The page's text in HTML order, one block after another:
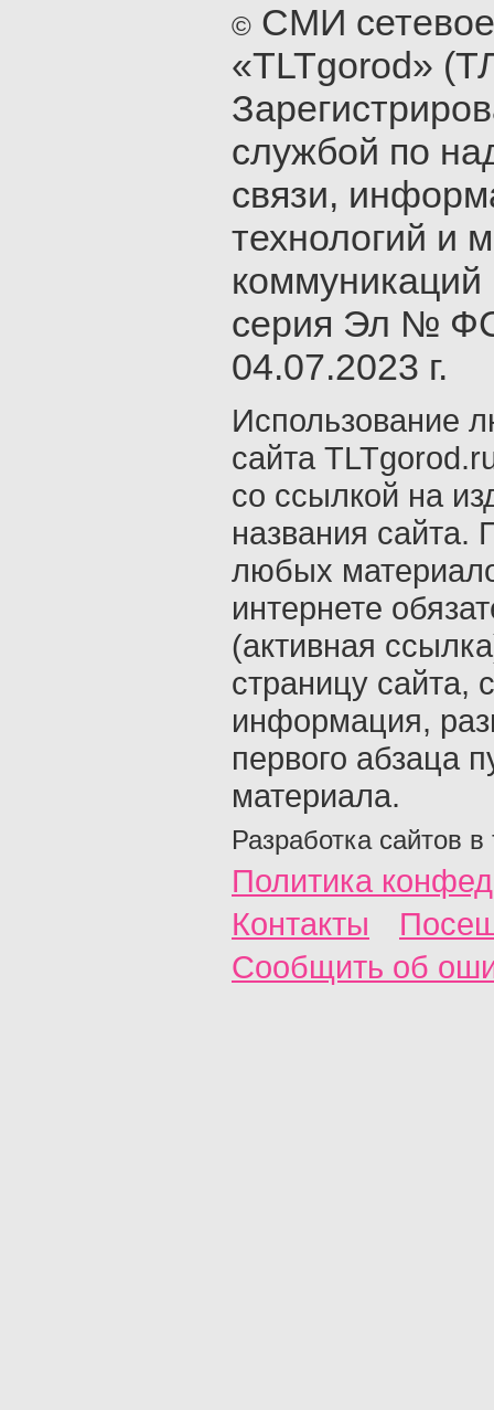
© СМИ
«TLTgorod»
службой по
связи,
технологий и
серия Эл №
04.07.2023 г.
Использование
сайта
со ссылкой на
названия сайта.
любых
интернете
(активная
страницу сайта,
информация,
первого абзаца
материала.
Разработка сайтов в
Политика
Контакты
Сообщить об